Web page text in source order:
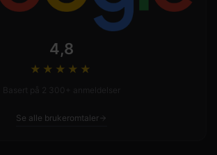
4,8
★★★★ ★
Se alle brukeromtaler